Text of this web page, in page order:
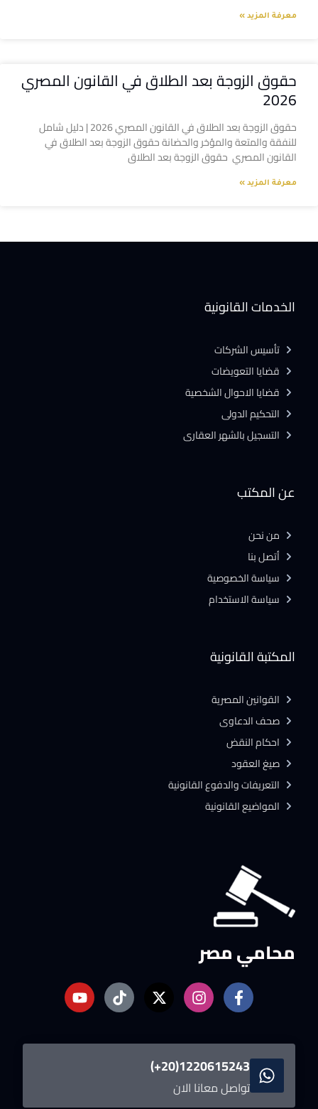
معرفة المزيد »
حقوق الزوجة بعد الطلاق في القانون المصري
2026
حقوق الزوجة بعد الطلاق في القانون المصري 2026 | دليل شامل
للنفقة والمتعة والمؤخر والحضانة حقوق الزوجة بعد الطلاق في
القانون المصري حقوق الزوجة بعد الطلاق
معرفة المزيد »
محامي مصر
1220615243(20+)
تواصل معانا الان
المكتبة القانونية
القوانين المصرية
صحف الدعاوى
احكام النقض
صيغ العقود
التعريفات والدفوع القانونية
المواضيع القانونية
عن المكتب
من نحن
أتصل بنا
سياسة الخصوصية
سياسة الاستخدام
الخدمات القانونية
تأسيس الشركات
قضايا التعويضات
قضايا الاحوال الشخصية
التحكيم الدولى
التسجيل بالشهر العقارى